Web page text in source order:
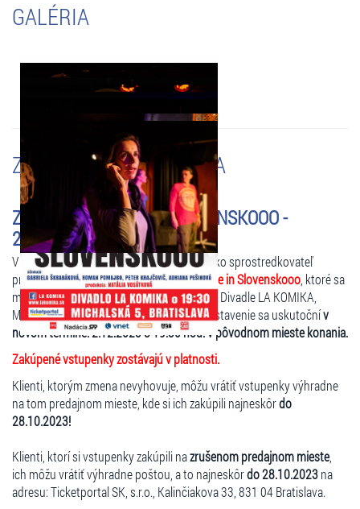
GALÉRIA
ZMENY A UPOZORNENIA
ZMENENÉ - MADE IN SLOVENSKOOO -
26.10.2023 O 19:30 HOD.
V zastúpení organizátora podujatia, vám ako sprostredkovateľ
predaja oznamujeme, že predstavenieMade in Slovenskooo , ktoré sa
malo konať dňa26.10.2023 o 19:30 hod. v Divadle LA KOMIKA,
Michalská 5, Bratislava, jeZMENENÉ!Predstavenie sa uskutočnív
novom termíne: 2.12.2023 o 19:30 hod. v pôvodnom mieste konania.
Zakúpené vstupenky zostávajú v platnosti.
Klienti, ktorým zmena nevyhovuje, môžu vrátiť vstupenky výhradne
na tom predajnom mieste, kde si ich zakúpili najneskôrdo
28.10.2023!
Klienti, ktorí si vstupenky zakúpili nazrušenom predajnom mieste,
ich môžu vrátiť výhradne poštou, a to najneskôrdo 28.10.2023na
adresu: Ticketportal SK, s.r.o., Kalinčiakova 33, 831 04 Bratislava.